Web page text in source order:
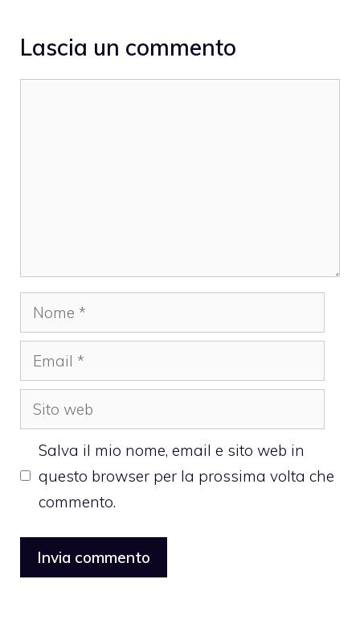
Lascia un commento
Nome
Email
Sito
web
Salva il mio nome, email e sito web in
questo browser per la prossima volta che
commento.